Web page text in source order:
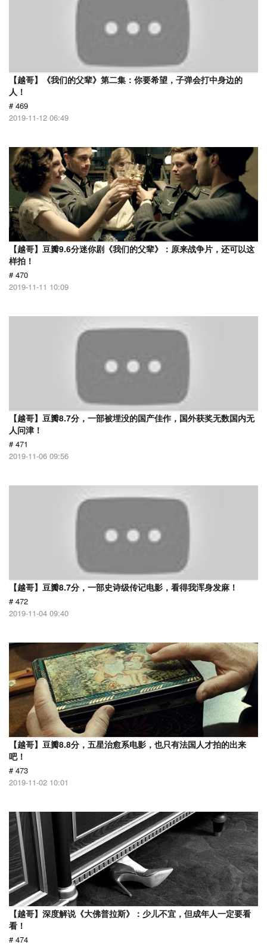
【越哥】《我们的父辈》第二集：你要希望，子弹会打中身边的
人！
# 469
2019-11-12 06:49
【越哥】豆瓣9.6分迷你剧《我们的父辈》：原来战争片，还可以这
样拍！
# 470
2019-11-11 10:09
【越哥】豆瓣8.7分，一部被埋没的国产佳作，国外获奖无数国内无
人问津！
# 471
2019-11-06 09:56
【越哥】豆瓣8.7分，一部史诗级传记电影，看得我浑身发麻！
# 472
2019-11-04 09:40
【越哥】豆瓣8.8分，五星治愈系电影，也只有法国人才拍的出来
吧！
# 473
2019-11-02 10:01
【越哥】深度解说《大佛普拉斯》：少儿不宜，但成年人一定要看
看！
# 474